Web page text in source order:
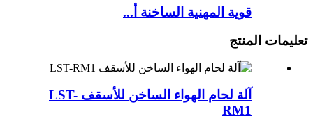
قوية المهنية الساخنة أ...
تعليمات المنتج
آلة لحام الهواء الساخن للأسقف LST-
RM1